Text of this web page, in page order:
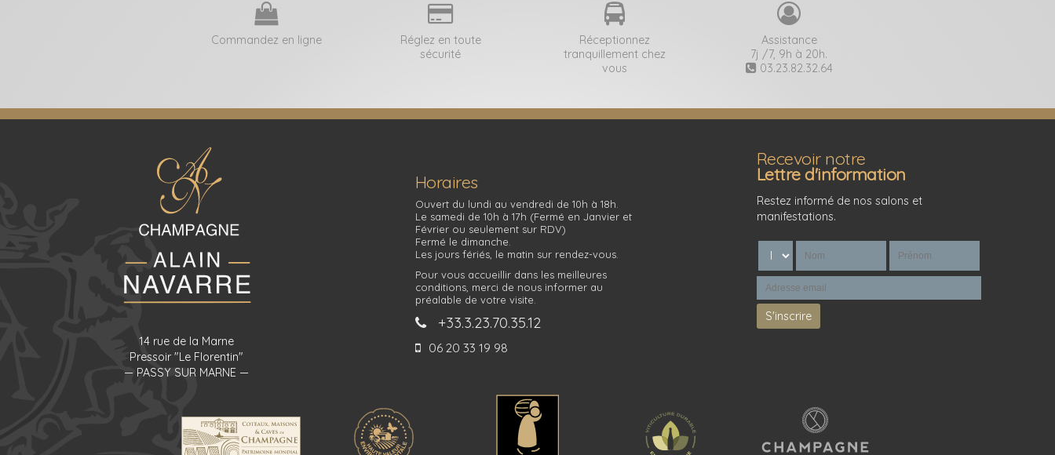
Commandez en ligne
Réglez en toute
sécurité
Réceptionnez
tranquillement chez
vous
Assistance
7j /7, 9h à 20h.
03.23.82.32.64
14 rue de la Marne
Pressoir "Le Florentin"
— PASSY SUR MARNE —
Horaires
Ouvert du lundi au vendredi de 10h à 18h.
Le samedi de 10h à 17h (Fermé en Janvier et
Février ou seulement sur RDV)
Fermé le dimanche.
Les jours fériés, le matin sur rendez-vous.
Pour vous accueillir dans les meilleures
conditions, merci de nous informer au
préalable de votre visite.
+33.3.23.70.35.12
06 20 33 19 98
Recevoir notre
Lettre d'information
Restez informé de nos salons et
manifestations.